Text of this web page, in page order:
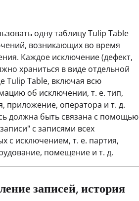
одну таблицу Tulip Table
возникающих во время
Каждое исключение (дефект,
храниться в виде отдельной
Tulip Table, включая всю
об исключении, т. е. тип,
приложение, оператора и т. д.
должна быть связана с помощью
с записями всех
с исключением, т. е. партия,
помещение и т. д.
записей, история